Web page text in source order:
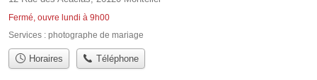
Fermé, ouvre lundi à 9h00
Services : photographe de mariage
Horaires Téléphone